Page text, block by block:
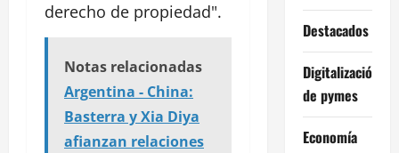
derecho de propiedad".
Notas relacionadas
Argentina - China:
Basterra y Xia Diya
afianzan relaciones
Destacados
Digitalización
de pymes
Economía